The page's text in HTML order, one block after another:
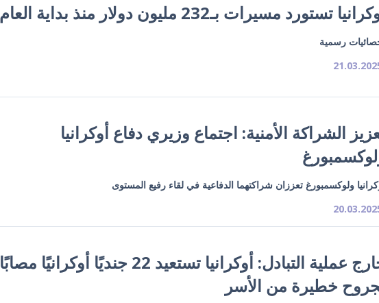
تستورد مسيرات بـ232 مليون دولار منذ بداية العام
رسمية
الشراكة الأمنية: اجتماع وزيري دفاع أوكرانيا
ولوكسمبورغ تعززان شراكتهما الدفاعية في لقاء رفيع المستوى
خارج عملية التبادل: أوكرانيا تستعيد 22 جنديًا أوكرانيًا مصابًا
خطيرة من الأسر